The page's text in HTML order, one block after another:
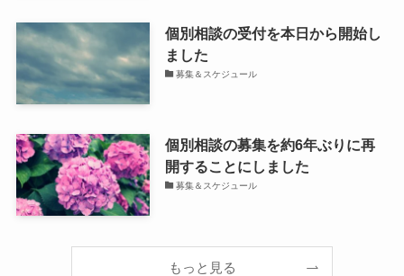
個別相談の受付を本日から開始し
ました
募集＆スケジュール
個別相談の募集を約6年ぶりに再
開することにしました
募集＆スケジュール
もっと見る